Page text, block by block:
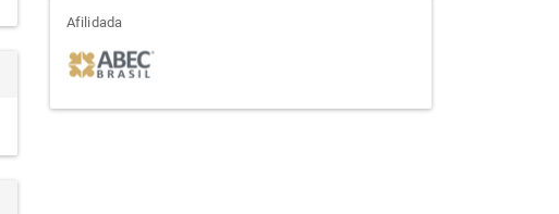
afiliada
Afilidada